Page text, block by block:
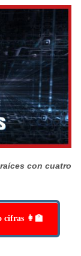
con cuatro
cifras 👩‍🏫